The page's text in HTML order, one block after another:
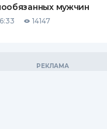
мужчин
14147